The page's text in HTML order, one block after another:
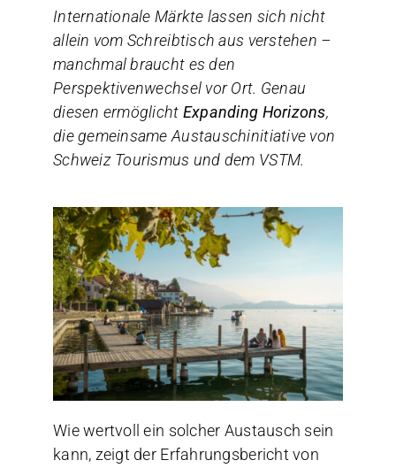
Internationale Märkte lassen sich nicht
allein vom Schreibtisch aus verstehen –
manchmal braucht es den
Perspektivenwechsel vor Ort. Genau
diesen ermöglicht Expanding Horizons,
die gemeinsame Austauschinitiative von
Schweiz Tourismus und dem VSTM.
Wie wertvoll ein solcher Austausch sein
kann, zeigt der Erfahrungsbericht von